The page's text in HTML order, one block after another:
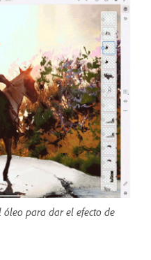
para dar el efecto de